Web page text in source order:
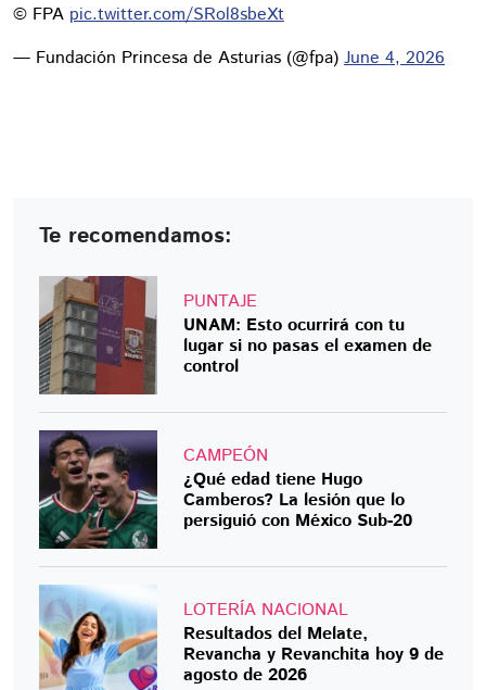
©️ FPA pic.twitter.com/SRol8sbeXt
— Fundación Princesa de Asturias (@fpa) June 4, 2026
Te recomendamos:
PUNTAJE
UNAM: Esto ocurrirá con tu
lugar si no pasas el examen de
control
CAMPEÓN
¿Qué edad tiene Hugo
Camberos? La lesión que lo
persiguió con México Sub-20
LOTERÍA NACIONAL
Resultados del Melate,
Revancha y Revanchita hoy 9 de
agosto de 2026